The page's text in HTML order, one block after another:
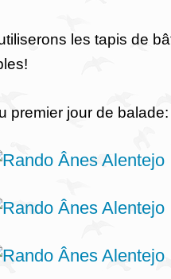
les tapis de
premier jour de balade: